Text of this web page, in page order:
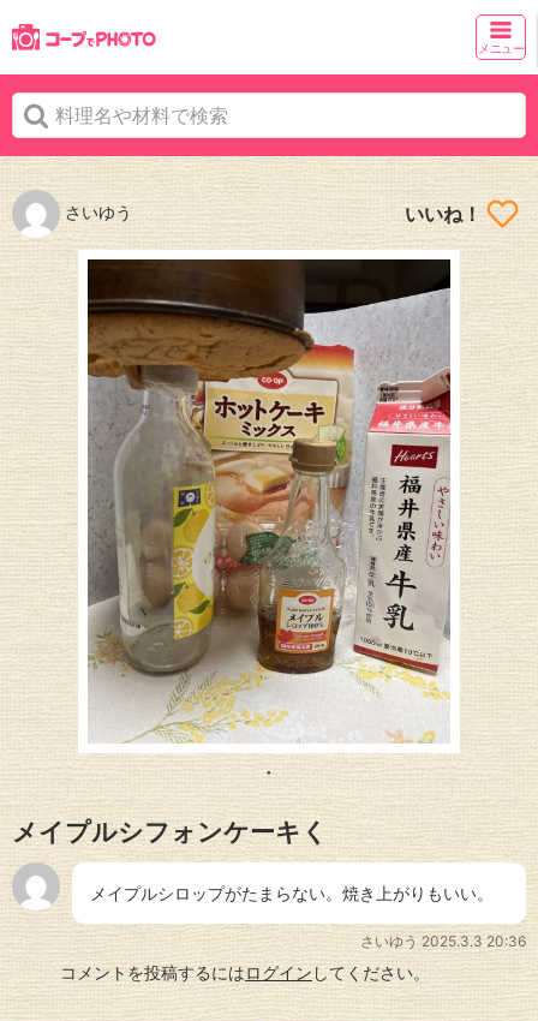
メニュー
さいゆう いいね！
メイプルシフォンケーキく
メイプルシロップがたまらない。焼き上がりもいい。
さいゆう 2025.3.3 20:36
コメントを投稿するにはログインしてください。